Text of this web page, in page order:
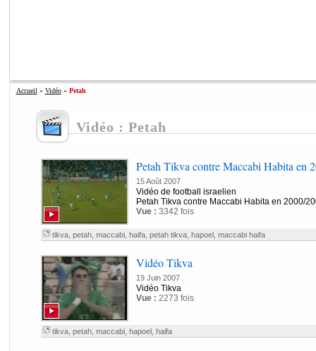
Accueil » Vidéo» Petah
Vidéo : Petah
Petah Tikva contre Maccabi Habita en
15 Août 2007
Vidéo de football israelien
Petah Tikva contre Maccabi Habita en 2000/
Vue : 3342 fois
tikva, petah, maccabi, haifa, petah tikva, hapoel, maccabi haifa
Vidéo Tikva
19 Juin 2007
Vidéo Tikva
Vue : 2273 fois
tikva, petah, maccabi, hapoel, haifa